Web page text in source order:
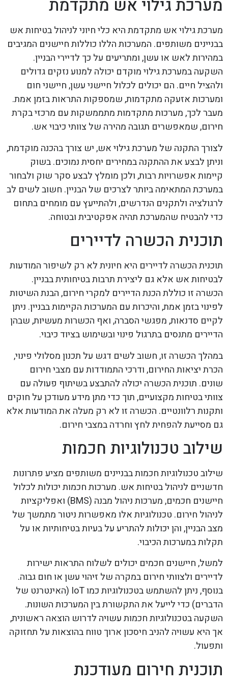
מערכת גילוי אש מתקדמת
מערכת גילוי אש מתקדמת היא כלי חיוני לניהול בטיחות אש
בבניינים משותפים. המערכות הללו כוללות חיישנים המגיבים
במהירות לאש או עשן, ומתריעים על כך לדיירי הבניין.
השקעה במערכת גילוי מוקדם יכולה למנוע נזקים גדולים
ולהציל חיים. הם יכולים לכלול חיישני עשן, חיישני חום
ומערכות אזעקה מתקדמות, שמספקות התראות בזמן אמת.
מעבר לכך, מערכות מתקדמות מתממשקות עם מרכזי בקרת
חירום, שמאפשרים תגובה מהירה של צוותי כיבוי אש.
לצורך התקנה של מערכת גילוי אש, יש צורך בהכנה מוקדמת,
וניתן לבצע את ההתקנה במחירים יחסית נמוכים. בשוק
קיימות אפשרויות רבות, ולכן מומלץ לבצע סקר שוק ולבחור
במערכת המתאימה ביותר לצרכים של הבניין. חשוב לשים לב
לרגולציה ולתקנים הנדרשים, ולהתייעץ עם מומחים בתחום
כדי להבטיח שהמערכת תהיה אפקטיבית ובטוחה.
תוכנית הכשרה לדיירים
תוכנית הכשרה לדיירים היא חיונית לא רק לשיפור המודעות
לבטיחות אש אלא גם ליצירת תרבות בטיחותית בבניין.
הכשרה זו כוללת הכנת הדיירים למקרי חירום, הבנת השיטות
לפינוי בזמן אמת, והיכרות עם המערכות הקיימות בבניין. ניתן
לקיים סדנאות, מפגשי הסברה, ואף הכשרות מעשיות, שבהן
הדיירים מתנסים בתרגול פינוי ובשימוש בציוד כיבוי.
במהלך הכשרה זו, חשוב לשים דגש על תכנון מסלולי פינוי,
הכרת יציאות החירום, ודרכי התמודדות עם מצבי חירום
שונים. תוכנית הכשרה יכולה להתבצע בשיתוף פעולה עם
צוותי בטיחות מקצועיים, תוך כדי מתן מידע מעודכן על חוקים
ותקנות רלוונטיים. הכשרה זו לא רק מעלה את המודעות אלא
גם מסייעת להפחית לחץ וחרדה במצבי חירום.
שילוב טכנולוגיות חכמות
שילוב טכנולוגיות חכמות בבניינים משותפים מציע פתרונות
חדשניים לניהול בטיחות אש. מערכות חכמות יכולות לכלול
חיישנים חכמים, מערכות ניהול מבנה (BMS) ואפליקציות
לניהול חירום. טכנולוגיות אלו מאפשרות ניטור מתמשך של
מצב הבניין, והן יכולות להתריע על בעיות בטיחותיות או על
תקלות במערכות הכיבוי.
למשל, חיישנים חכמים יכולים לשלוח התראות ישירות
לדיירים ולצוותי חירום במקרה של זיהוי עשן או חום גבוה.
בנוסף, ניתן להשתמש בטכנולוגיות כמו IoT (האינטרנט של
הדברים) כדי לייעל את התקשורת בין המערכות השונות.
השקעה בטכנולוגיות חכמות עשויה לדרוש הוצאה ראשונית,
אך היא עשויה להניב חיסכון ארוך טווח בהוצאות על תחזוקה
ותפעול.
תוכנית חירום מעודכנת